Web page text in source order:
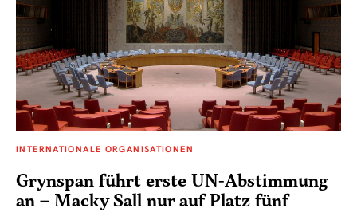
INTERNATIONALE ORGANISATIONEN
Grynspan führt erste UN-Abstimmung
an – Macky Sall nur auf Platz fünf